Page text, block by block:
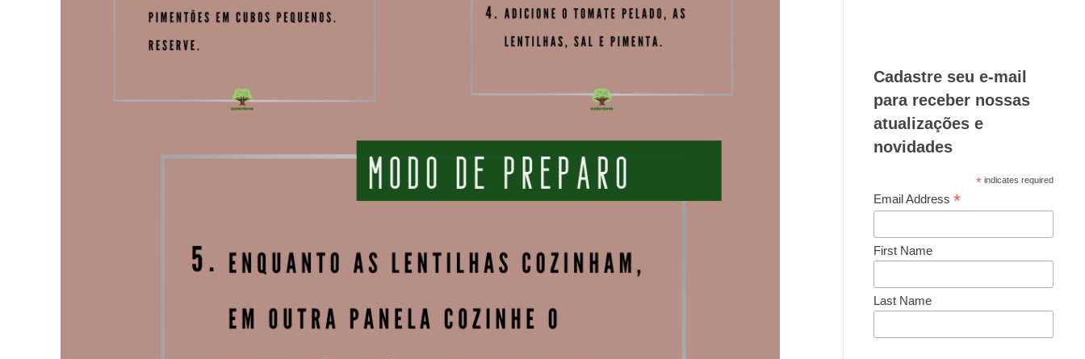
Cadastre seu e-mail
para receber nossas
atualizações e
novidades
*indicates required
Email Address*
First Name
Last Name